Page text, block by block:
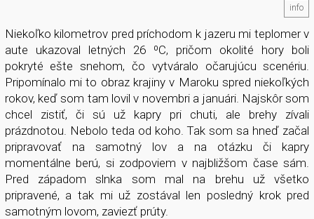
info
Niekoľko kilometrov pred príchodom k jazeru mi teplomer v
aute ukazoval letných 26 ⁰C, pričom okolité hory boli
pokryté ešte snehom, čo vytváralo očarujúcu scenériu.
Pripomínalo mi to obraz krajiny v Maroku spred niekoľkých
rokov, keď som tam lovil v novembri a januári. Najskôr som
chcel zistiť, či sú už kapry pri chuti, ale brehy zívali
prázdnotou. Nebolo teda od koho. Tak som sa hneď začal
pripravovať na samotný lov a na otázku či kapry
momentálne berú, si zodpoviem v najbližšom čase sám.
Pred západom slnka som mal na brehu už všetko
pripravené, a tak mi už zostával len posledný krok pred
samotným lovom, zaviezť prúty.